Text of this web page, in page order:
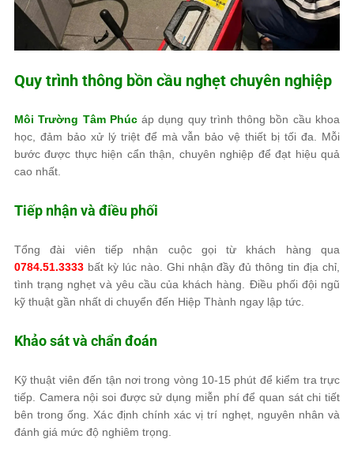
Quy trình thông bồn cầu nghẹt chuyên nghiệp
Môi Trường Tâm Phúcáp dụng quy trình thông bồn cầu khoa
học, đảm bảo xử lý triệt để mà vẫn bảo vệ thiết bị tối đa. Mỗi
bước được thực hiện cẩn thận, chuyên nghiệp để đạt hiệu quả
cao nhất.
Tiếp nhận và điều phối
Tổng đài viên tiếp nhận cuộc gọi từ khách hàng qua
0784.51.3333 bất kỳ lúc nào. Ghi nhận đầy đủ thông tin địa chỉ,
tình trạng nghẹt và yêu cầu của khách hàng. Điều phối đội ngũ
kỹ thuật gần nhất di chuyển đến Hiệp Thành ngay lập tức.
Khảo sát và chẩn đoán
Kỹ thuật viên đến tận nơi trong vòng 10-15 phút để kiểm tra trực
tiếp. Camera nội soi được sử dụng miễn phí để quan sát chi tiết
bên trong ống. Xác định chính xác vị trí nghẹt, nguyên nhân và
đánh giá mức độ nghiêm trọng.